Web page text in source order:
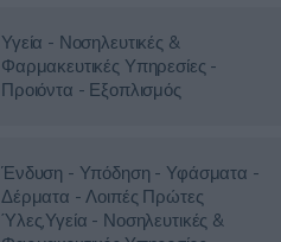
Υγεία - Νοσηλευτικές &
Φαρμακευτικές Υπηρεσίες -
Προιόντα - Εξοπλισμός
Ένδυση - Υπόδηση - Υφάσματα -
Δέρματα - Λοιπές Πρώτες
Ύλες,Υγεία - Νοσηλευτικές &